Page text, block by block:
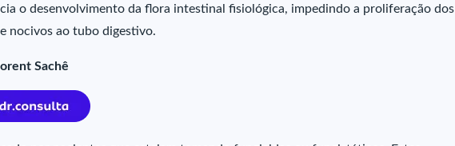
o desenvolvimento da flora intestinal fisiológica, impedindo a proliferação dos
nocivos ao tubo digestivo.
Sachê